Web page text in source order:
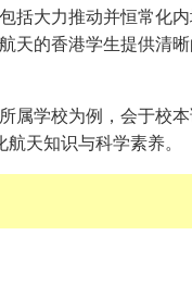
大力推动并恒常化
的香港学生提供清
学校为例，会于校
天知识与科学素养。